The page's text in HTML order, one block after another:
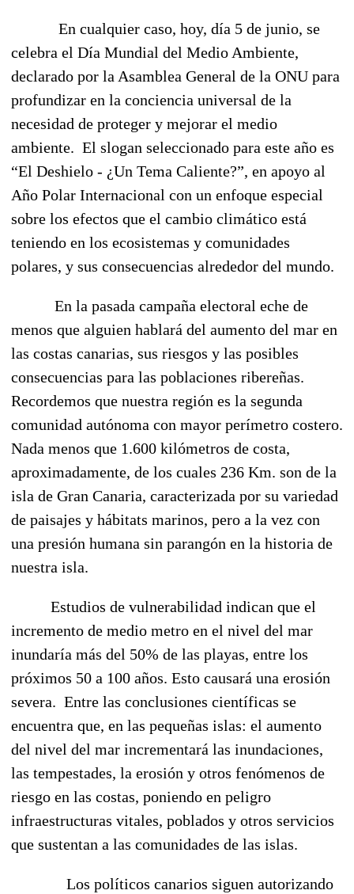
En cualquier caso, hoy, día 5 de junio, se
celebra el Día Mundial del Medio Ambiente,
declarado por la Asamblea General de la ONU para
profundizar en la conciencia universal de la
necesidad de proteger y mejorar el medio
ambiente. El slogan seleccionado para este año es
“El Deshielo - ¿Un Tema Caliente?”, en apoyo al
Año Polar Internacional con un enfoque especial
sobre los efectos que el cambio climático está
teniendo en los ecosistemas y comunidades
polares, y sus consecuencias alrededor del mundo.
En la pasada campaña electoral eche de
menos que alguien hablará del aumento del mar en
las costas canarias, sus riesgos y las posibles
consecuencias para las poblaciones ribereñas.
Recordemos que nuestra región es la segunda
comunidad autónoma con mayor perímetro costero.
Nada menos que 1.600 kilómetros de costa,
aproximadamente, de los cuales 236 Km. son de la
isla de Gran Canaria, caracterizada por su variedad
de paisajes y hábitats marinos, pero a la vez con
una presión humana sin parangón en la historia de
nuestra isla.
Estudios de vulnerabilidad indican que el
incremento de medio metro en el nivel del mar
inundaría más del 50% de las playas, entre los
próximos 50 a 100 años. Esto causará una erosión
severa. Entre las conclusiones científicas se
encuentra que, en las pequeñas islas: el aumento
del nivel del mar incrementará las inundaciones,
las tempestades, la erosión y otros fenómenos de
riesgo en las costas, poniendo en peligro
infraestructuras vitales, poblados y otros servicios
que sustentan a las comunidades de las islas.
Los políticos canarios siguen autorizando